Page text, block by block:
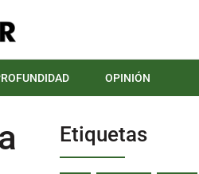
OPINIÓN
Etiquetas